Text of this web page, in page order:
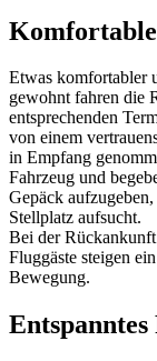
Etwas komfortabler
gewohnt fahren die
entsprechenden
von einem
in Empfang
Fahrzeug und
Gepäck
Stellplatz aufsucht.
Bei der
Fluggäste steigen
Bewegung.